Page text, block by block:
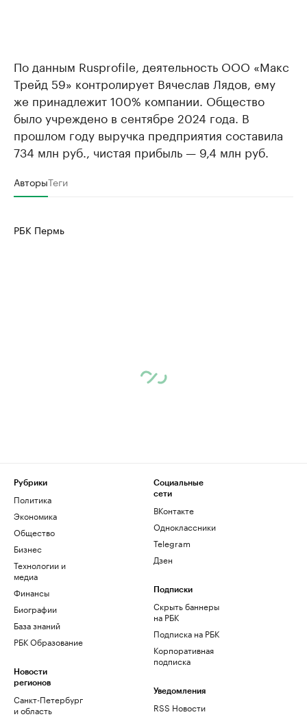
По данным Rusprofile, деятельность ООО «Макс
Трейд 59» контролирует Вячеслав Лядов, ему
же принадлежит 100% компании. Общество
было учреждено в сентябре 2024 года. В
прошлом году выручка предприятия составила
734 млн руб., чистая прибыль — 9,4 млн руб.
АвторыТеги
РБК Пермь
Рубрики
Политика
Экономика
Общество
Бизнес
Технологии и
медиа
Финансы
Биографии
База знаний
РБК Образование
Новости
регионов
Санкт-Петербург
и область
Социальные
сети
ВКонтакте
Одноклассники
Telegram
Дзен
Подписки
Скрыть баннеры
на РБК
Подписка на РБК
Корпоративная
подписка
Уведомления
RSS Новости